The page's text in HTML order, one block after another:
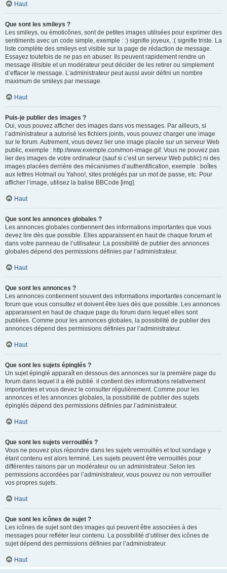
Haut
Que sont les smileys ?
Les smileys, ou émoticônes, sont de petites images utilisées pour exprimer des
sentiments avec un code simple, exemple : :) signifie joyeux, :( signifie triste. La
liste complète des smileys est visible sur la page de rédaction de message.
Essayez toutefois de ne pas en abuser. Ils peuvent rapidement rendre un
message illisible et un modérateur peut décider de les retirer ou simplement
d’effacer le message. L’administrateur peut aussi avoir défini un nombre
maximum de smileys par message.
Haut
Puis-je publier des images ?
Oui, vous pouvez afficher des images dans vos messages. Par ailleurs, si
l’administrateur a autorisé les fichiers joints, vous pouvez charger une image
sur le forum. Autrement, vous devez lier une image placée sur un serveur Web
public, exemple : http://www.exemple.com/mon-image.gif. Vous ne pouvez pas
lier des images de votre ordinateur (sauf si c’est un serveur Web public) ni des
images placées derrière des mécanismes d’authentification, exemple : boîtes
aux lettres Hotmail ou Yahoo!, sites protégés par un mot de passe, etc. Pour
afficher l’image, utilisez la balise BBCode [img].
Haut
Que sont les annonces globales ?
Les annonces globales contiennent des informations importantes que vous
devez lire dès que possible. Elles apparaissent en haut de chaque forum et
dans votre panneau de l’utilisateur. La possibilité de publier des annonces
globales dépend des permissions définies par l’administrateur.
Haut
Que sont les annonces ?
Les annonces contiennent souvent des informations importantes concernant le
forum que vous consultez et doivent être lues dès que possible. Les annonces
apparaissent en haut de chaque page du forum dans lequel elles sont
publiées. Comme pour les annonces globales, la possibilité de publier des
annonces dépend des permissions définies par l’administrateur.
Haut
Que sont les sujets épinglés ?
Un sujet épinglé apparaît en dessous des annonces sur la première page du
forum dans lequel il a été publié. il contient des informations relativement
importantes et vous devez le consulter régulièrement. Comme pour les
annonces et les annonces globales, la possibilité de publier des sujets
épinglés dépend des permissions définies par l’administrateur.
Haut
Que sont les sujets verrouillés ?
Vous ne pouvez plus répondre dans les sujets verrouillés et tout sondage y
étant contenu est alors terminé. Les sujets peuvent être verrouillés pour
différentes raisons par un modérateur ou un administrateur. Selon les
permissions accordées par l’administrateur, vous pouvez ou non verrouiller
vos propres sujets.
Haut
Que sont les icônes de sujet ?
Les icônes de sujet sont des images qui peuvent être associées à des
messages pour refléter leur contenu. La possibilité d’utiliser des icônes de
sujet dépend des permissions définies par l’administrateur.
Haut